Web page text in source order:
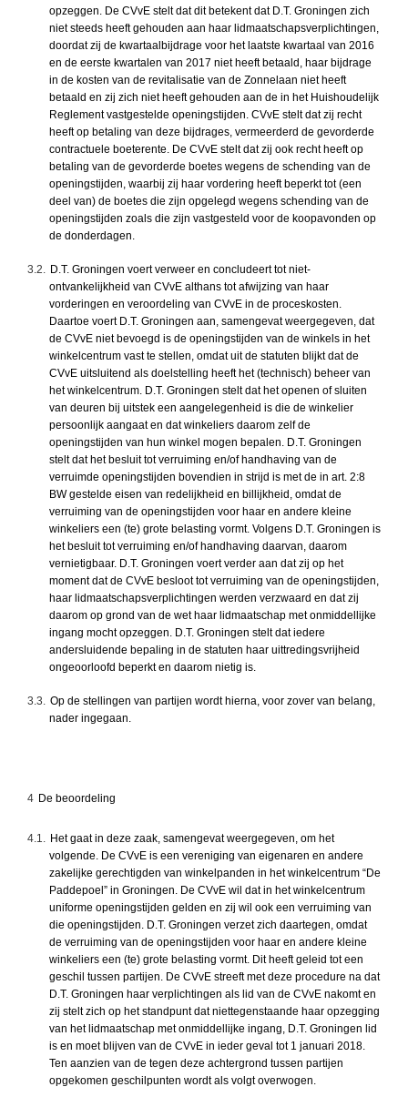
opzeggen. De CVvE stelt dat dit betekent dat D.T. Groningen zich
niet steeds heeft gehouden aan haar lidmaatschapsverplichtingen,
doordat zij de kwartaalbijdrage voor het laatste kwartaal van 2016
en de eerste kwartalen van 2017 niet heeft betaald, haar bijdrage
in de kosten van de revitalisatie van de Zonnelaan niet heeft
betaald en zij zich niet heeft gehouden aan de in het Huishoudelijk
Reglement vastgestelde openingstijden. CVvE stelt dat zij recht
heeft op betaling van deze bijdrages, vermeerderd de gevorderde
contractuele boeterente. De CVvE stelt dat zij ook recht heeft op
betaling van de gevorderde boetes wegens de schending van de
openingstijden, waarbij zij haar vordering heeft beperkt tot (een
deel van) de boetes die zijn opgelegd wegens schending van de
openingstijden zoals die zijn vastgesteld voor de koopavonden op
de donderdagen.
3.2. D.T. Groningen voert verweer en concludeert tot niet-
ontvankelijkheid van CVvE althans tot afwijzing van haar
vorderingen en veroordeling van CVvE in de proceskosten.
Daartoe voert D.T. Groningen aan, samengevat weergegeven, dat
de CVvE niet bevoegd is de openingstijden van de winkels in het
winkelcentrum vast te stellen, omdat uit de statuten blijkt dat de
CVvE uitsluitend als doelstelling heeft het (technisch) beheer van
het winkelcentrum. D.T. Groningen stelt dat het openen of sluiten
van deuren bij uitstek een aangelegenheid is die de winkelier
persoonlijk aangaat en dat winkeliers daarom zelf de
openingstijden van hun winkel mogen bepalen. D.T. Groningen
stelt dat het besluit tot verruiming en/of handhaving van de
verruimde openingstijden bovendien in strijd is met de in art. 2:8
BW gestelde eisen van redelijkheid en billijkheid, omdat de
verruiming van de openingstijden voor haar en andere kleine
winkeliers een (te) grote belasting vormt. Volgens D.T. Groningen is
het besluit tot verruiming en/of handhaving daarvan, daarom
vernietigbaar. D.T. Groningen voert verder aan dat zij op het
moment dat de CVvE besloot tot verruiming van de openingstijden,
haar lidmaatschapsverplichtingen werden verzwaard en dat zij
daarom op grond van de wet haar lidmaatschap met onmiddellijke
ingang mocht opzeggen. D.T. Groningen stelt dat iedere
andersluidende bepaling in de statuten haar uittredingsvrijheid
ongeoorloofd beperkt en daarom nietig is.
3.3. Op de stellingen van partijen wordt hierna, voor zover van belang,
nader ingegaan.
4 De beoordeling
4.1. Het gaat in deze zaak, samengevat weergegeven, om het
volgende. De CVvE is een vereniging van eigenaren en andere
zakelijke gerechtigden van winkelpanden in het winkelcentrum “De
Paddepoel” in Groningen. De CVvE wil dat in het winkelcentrum
uniforme openingstijden gelden en zij wil ook een verruiming van
die openingstijden. D.T. Groningen verzet zich daartegen, omdat
de verruiming van de openingstijden voor haar en andere kleine
winkeliers een (te) grote belasting vormt. Dit heeft geleid tot een
geschil tussen partijen. De CVvE streeft met deze procedure na dat
D.T. Groningen haar verplichtingen als lid van de CVvE nakomt en
zij stelt zich op het standpunt dat niettegenstaande haar opzegging
van het lidmaatschap met onmiddellijke ingang, D.T. Groningen lid
is en moet blijven van de CVvE in ieder geval tot 1 januari 2018.
Ten aanzien van de tegen deze achtergrond tussen partijen
opgekomen geschilpunten wordt als volgt overwogen.